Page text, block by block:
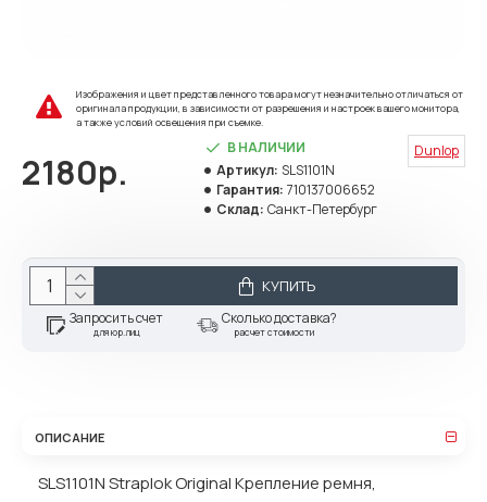
Изображения и цвет представленного товара могут незначительно отличаться от
оригинала продукции, в зависимости от разрешения и настроек вашего монитора,
а также условий освещения при съемке.
2180р.
В НАЛИЧИИ
Артикул: SLS1101N
Гарантия: 710137006652
Склад: Санкт-Петербург
Dunlop
КУПИТЬ
Запросить счет
для юр.лиц
Сколько доставка?
расчет стоимости
ОПИСАНИЕ
SLS1101N Straplok Original Крепление ремня,